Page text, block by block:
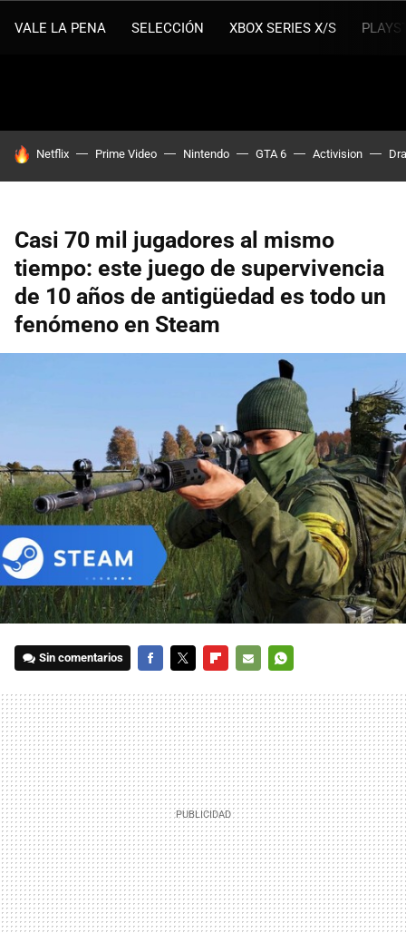
VALE LA PENA SELECCIÓN XBOX SERIES X/S
HOY SE HABLA DE
Netflix Prime Video Nintendo GTA 6 Activision
Casi 70 mil jugadores al mismo
tiempo: este juego de supervivencia
de 10 años de antigüedad es todo un
fenómeno en Steam
Sin comentarios
MAIL